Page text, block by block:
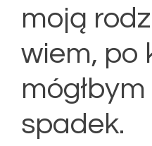
moją
wiem, po
spadek.